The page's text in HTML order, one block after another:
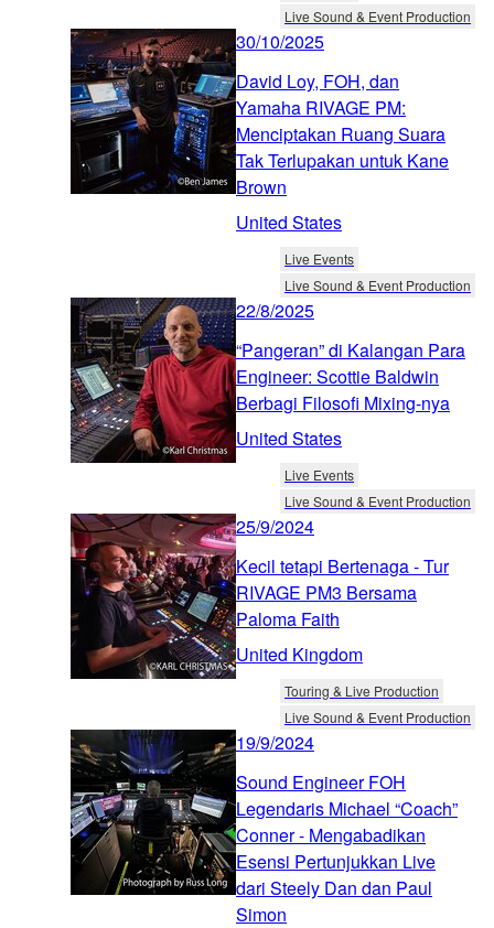
Live Sound & Event Production
30/10/2025
David Loy, FOH, dan
Yamaha RIVAGE PM:
Menciptakan Ruang Suara
Tak Terlupakan untuk Kane
Brown
United States
Live Events
Live Sound & Event Production
22/8/2025
“Pangeran” di Kalangan Para
Engineer: Scottie Baldwin
Berbagi Filosofi Mixing-nya
United States
Live Events
Live Sound & Event Production
25/9/2024
Kecil tetapi Bertenaga - Tur
RIVAGE PM3 Bersama
Paloma Faith
United Kingdom
Touring & Live Production
Live Sound & Event Production
19/9/2024
Sound Engineer FOH
Legendaris Michael “Coach”
Conner - Mengabadikan
Esensi Pertunjukkan Live
dari Steely Dan dan Paul
Simon